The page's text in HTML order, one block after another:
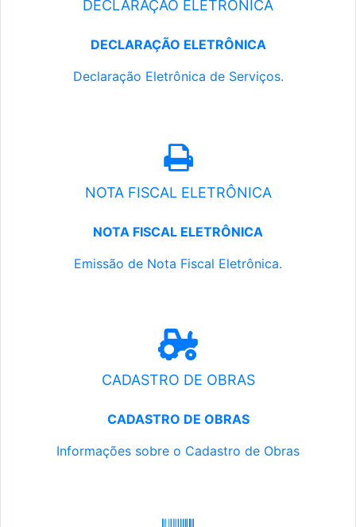
DECLARAÇÃO ELETRÔNICA
DECLARAÇÃO ELETRÔNICA
Declaração Eletrônica de Serviços.
NOTA FISCAL ELETRÔNICA
NOTA FISCAL ELETRÔNICA
Emissão de Nota Fiscal Eletrônica.
CADASTRO DE OBRAS
CADASTRO DE OBRAS
Informações sobre o Cadastro de Obras